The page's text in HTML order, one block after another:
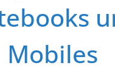
Mobiles